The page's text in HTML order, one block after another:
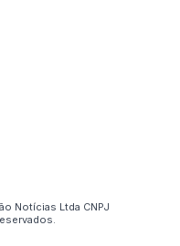
Notícias Ltda CNPJ